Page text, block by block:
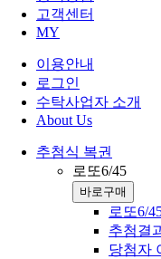
고객센터
MY
이용안내
로그인
수탁사업자 소개
About Us
추첨식 복권
로또6/45
바로구매
로또6/
추첨결
당첨자